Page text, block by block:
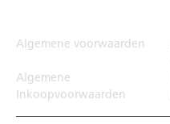
Algemene voorwaarden
Algemene
Inkoopvoorwaarden